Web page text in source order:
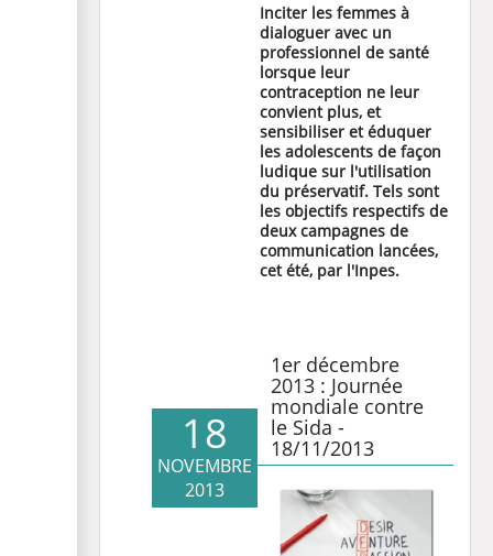
Inciter les femmes à
dialoguer avec un
professionnel de santé
lorsque leur
contraception ne leur
convient plus, et
sensibiliser et éduquer
les adolescents de façon
ludique sur l'utilisation
du préservatif. Tels sont
les objectifs respectifs de
deux campagnes de
communication lancées,
cet été, par l'Inpes.
1er décembre
2013 : Journée
mondiale contre
le Sida -
18/11/2013
18
NOVEMBRE
2013